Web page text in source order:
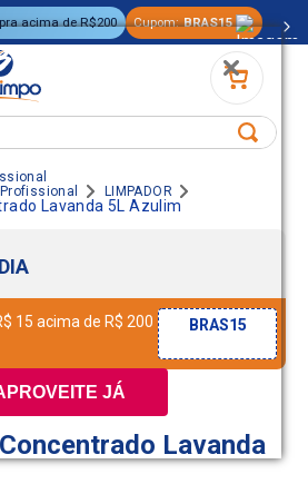
JÁ
acima de R$200 Cupom: BRAS15
LIMPADOR
Lavanda 5L Azulim
15 acima de R$ 200
BRAS15
Lavanda